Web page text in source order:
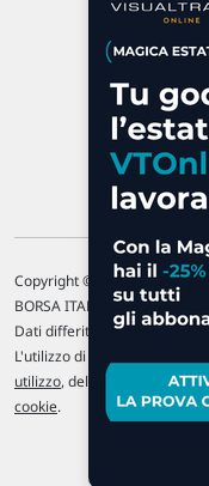
Copyright © 1996-2026
BORSA ITALIANA
Dati differiti di 15 min. (fonte
L'utilizzo di questo sito
utilizzo, del Disclaimer MAR,
cookie.